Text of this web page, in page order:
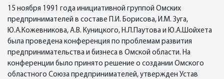
15 ноября 1991 года инициативной группой Омских
предпринимателей в составе П.И. Борисова, И.М. Зуга,
Ю.А.Кожевникова, А.В. Куницкого, Н.Л.Паутова и Ю.А.Шойхета
была проведена конференция по проблемам развития
предпринимательства и бизнеса в Омской области. На
конференции было принято решение о создании Омского
областного Союза предпринимателей, утвержден Устав